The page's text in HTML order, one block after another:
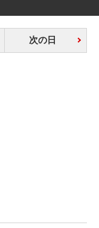
次の日